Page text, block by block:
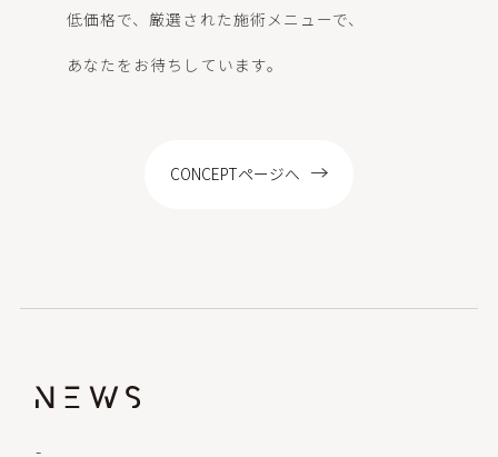
低価格で、厳選された施術メニューで、
あなたをお待ちしています。
CONCEPTページへ
-